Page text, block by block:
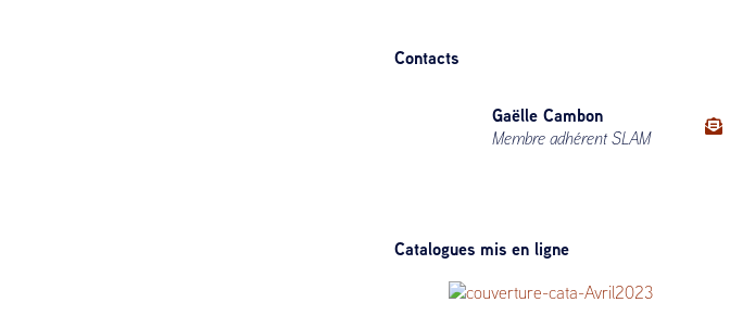
Contacts
Gaëlle Cambon
Membre adhérent SLAM
Catalogues mis en ligne